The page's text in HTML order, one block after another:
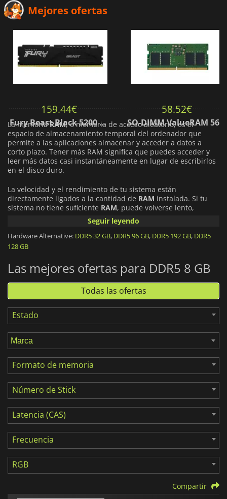
Mejores ofertas
159.44€
Fury Beast Black 5200 MHz - CAS 40
58.52€
La memoriaRAM, o memoria de acceso aleatorio, es el
espacio de almacenamiento temporal del ordenador que
permite a las aplicaciones almacenar y acceder a datos a
corto plazo. Tener más RAM significa que puedes acceder y
leer más datos casi instantáneamente en lugar de escribirlos
en el disco duro.
La velocidad y el rendimiento de tu sistema están
directamente ligados a la cantidad de RAM instalada. Si tu
sistema no tiene suficiente RAM, puede volverse lento,
especialmente al realizar varias tareas o abrir varios
programas o aplicaciones a la vez.
8 GB de RAM
recomendación mínima para jugar a
Fortnite.
Seguir leyendo
Hardware Alternative: DDR5 32 GB, DDR5 96 GB, DDR5 192 GB, DDR5
128 GB
Las mejores ofertas para DDR5 8 GB
Todas las ofertas
Estado
Formato de memoria
Número de Stick
Latencia (CAS)
Frecuencia
RGB
Compartir